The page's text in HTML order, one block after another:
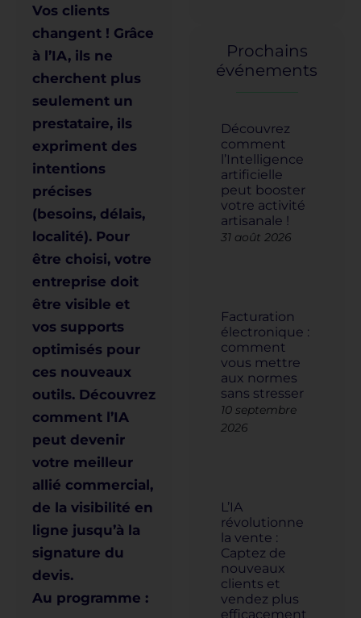
Vos clients
changent ! Grâce
à l’IA, ils ne
cherchent plus
seulement un
prestataire, ils
expriment des
intentions
précises
(besoins, délais,
localité). Pour
être choisi, votre
entreprise doit
être visible et
vos supports
optimisés pour
ces nouveaux
outils. Découvrez
comment l’IA
peut devenir
votre meilleur
allié commercial,
de la visibilité en
ligne jusqu’à la
signature du
devis.
Au programme :
Prochains
événements
Découvrez
comment
l’Intelligence
artificielle
peut booster
votre activité
artisanale !
31 août 2026
Facturation
électronique :
comment
vous mettre
aux normes
sans stresser
10 septembre
2026
L’IA
révolutionne
la vente :
Captez de
nouveaux
clients et
vendez plus
efficacement